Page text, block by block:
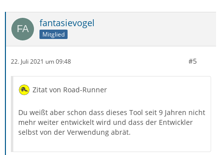
fantasievogel
Mitglied
22. Juli 2021 um 09:48 #5
Zitat von Road-Runner
Du weißt aber schon dass dieses Tool seit 9 Jahren nicht
mehr weiter entwickelt wird und dass der Entwickler
selbst von der Verwendung abrät.